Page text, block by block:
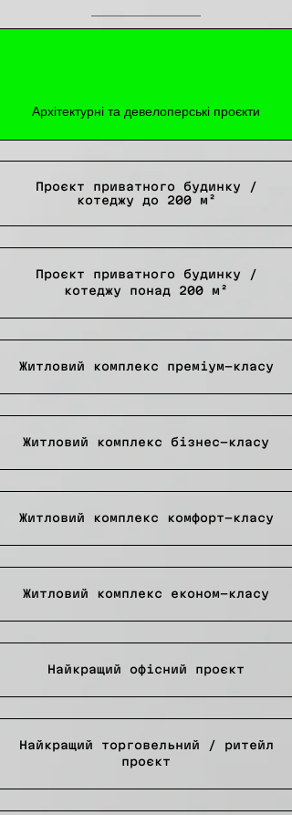
Архітектурні та девелоперські проєкти
Проєкт приватного будинку /
котеджу до 200 м²
Проєкт приватного будинку /
котеджу понад 200 м²
Житловий комплекс преміум-класу
Житловий комплекс бізнес-класу
Житловий комплекс комфорт-класу
Житловий комплекс економ-класу
Найкращий офісний проєкт
Найкращий торговельний / ритейл
проєкт